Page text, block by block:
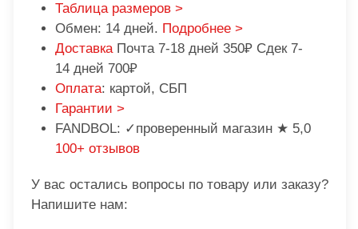
Таблица размеров >
Обмен: 14 дней. Подробнее >
Доставка Почта 7-18 дней 350₽ Сдек 7-
14 дней 700₽
Оплата: картой, СБП
Гарантии >
FANDBOL: ✓проверенный магазин ★ 5,0
100+ отзывов
У вас остались вопросы по товару или заказу?
Напишите нам: